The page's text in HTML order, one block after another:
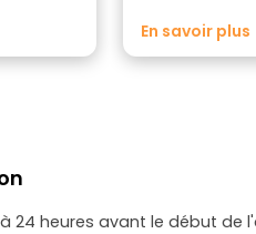
le
au
Je vous
génial, a fait de
expérience
rythme de
En savoir plus
24 heures avant le début